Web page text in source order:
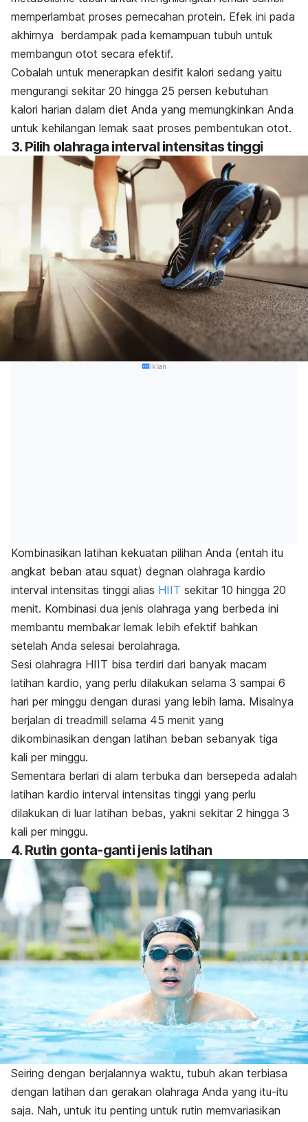
memperlambat proses pemecahan protein. Efek ini pada
akhirnya berdampak pada kemampuan tubuh untuk
membangun otot secara efektif.
Cobalah untuk menerapkan desifit kalori sedang yaitu
mengurangi sekitar 20 hingga 25 persen kebutuhan
kalori harian dalam diet Anda yang memungkinkan Anda
untuk kehilangan lemak saat proses pembentukan otot.
3. Pilih olahraga interval intensitas tinggi
Iklan
Kombinasikan latihan kekuatan pilihan Anda (entah itu
angkat beban atau squat) degnan olahraga kardio
interval intensitas tinggi alias HIIT sekitar 10 hingga 20
menit. Kombinasi dua jenis olahraga yang berbeda ini
membantu membakar lemak lebih efektif bahkan
setelah Anda selesai berolahraga.
Sesi olahragra HIIT bisa terdiri dari banyak macam
latihan kardio, yang perlu dilakukan selama 3 sampai 6
hari per minggu dengan durasi yang lebih lama. Misalnya
berjalan di treadmill selama 45 menit yang
dikombinasikan dengan latihan beban sebanyak tiga
kali per minggu.
Sementara berlari di alam terbuka dan bersepeda adalah
latihan kardio interval intensitas tinggi yang perlu
dilakukan di luar latihan bebas, yakni sekitar 2 hingga 3
kali per minggu.
4. Rutin gonta-ganti jenis latihan
Seiring dengan berjalannya waktu, tubuh akan terbiasa
dengan latihan dan gerakan olahraga Anda yang itu-itu
saja. Nah, untuk itu penting untuk rutin memvariasikan